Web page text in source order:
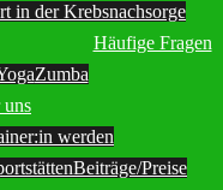
in der Krebsnachsorge
Zumba
Häufige Fragen
werden
Beiträge/Preise